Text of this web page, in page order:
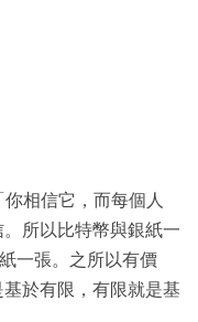
相信它，而每個人
所以比特幣與銀紙一
一張。之所以有價
於有限，有限就是基